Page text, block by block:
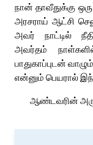
நான் தாவீதுக்கு
அரசராய் ஆட்சி
அவர் நாட்டில்
அவர்தம்
பாதுகாப்புடன்
என்னும் பெயரால்
ஆண்டவரின்